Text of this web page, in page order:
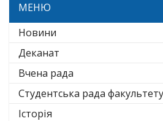
МЕНЮ
Новини
Деканат
Вчена рада
Студентська рада факультету
Історія